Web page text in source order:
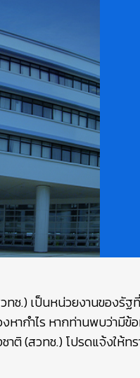
ช.) เป็นหน่วยงานของรั
ากำไร หากท่านพบว่า
ติ (สวทช.) โปรดแจ้งให้